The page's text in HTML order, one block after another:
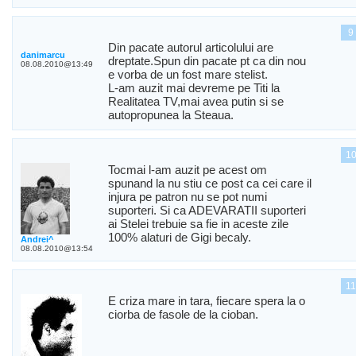
9
danimarcu
08.08.2010@13:49
Din pacate autorul articolului are
dreptate.Spun din pacate pt ca din nou
e vorba de un fost mare stelist.
L-am auzit mai devreme pe Titi la
Realitatea TV,mai avea putin si se
autopropunea la Steaua.
10
Andrei^
08.08.2010@13:54
Tocmai l-am auzit pe acest om
spunand la nu stiu ce post ca cei care il
injura pe patron nu se pot numi
suporteri. Si ca ADEVARATII suporteri
ai Stelei trebuie sa fie in aceste zile
100% alaturi de Gigi becaly.
11
E criza mare in tara, fiecare spera la o
ciorba de fasole de la cioban.